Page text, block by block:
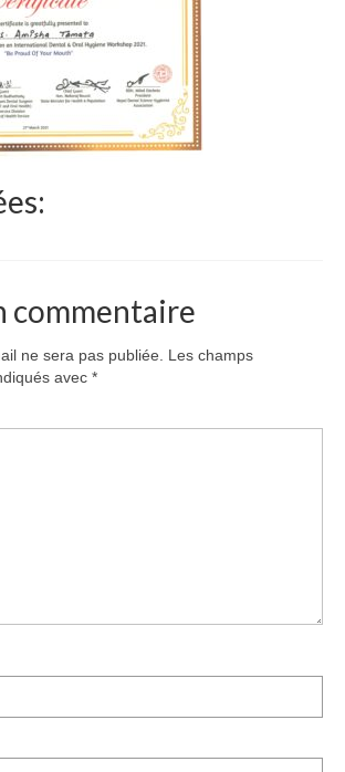
commentaire
ne sera pas publiée.
Les champs
avec *